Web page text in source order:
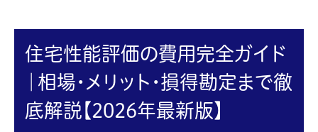
住宅性能評価の費用完全ガイド
｜相場・メリット・損得勘定まで徹
底解説【2026年最新版】